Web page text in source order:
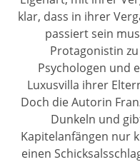
klar, dass in ihrer
passiert sein
Protagonistin
Psychologen und
Luxusvilla ihrer
Doch die Autorin
Dunkeln und
Kapitelanfängen nur
einen